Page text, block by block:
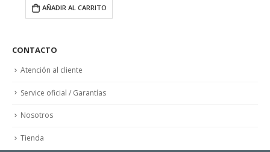
AÑADIR AL CARRITO
CONTACTO
Atención al cliente
Service oficial / Garantías
Nosotros
Tienda